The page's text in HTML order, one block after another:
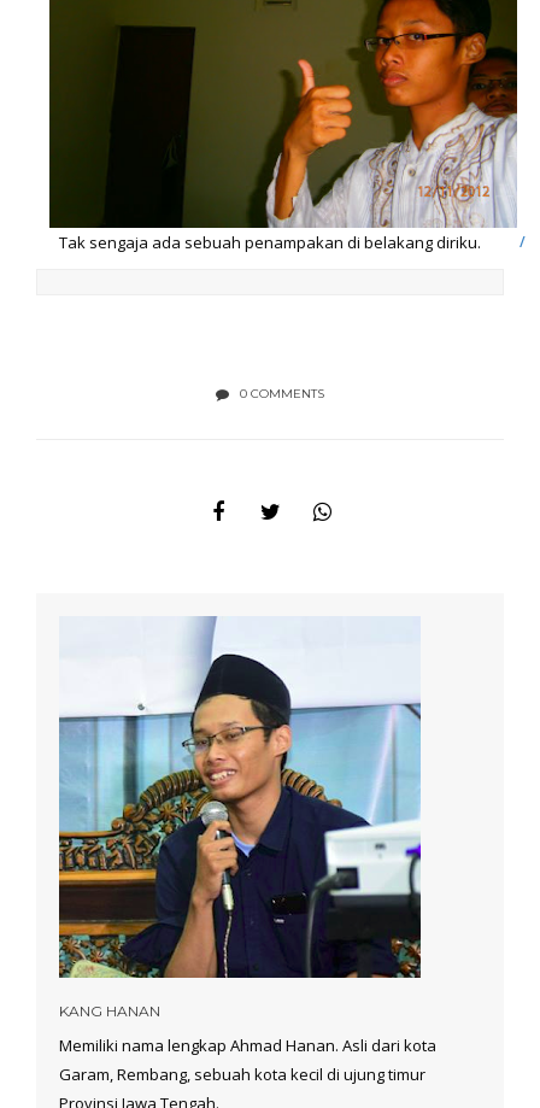
Tak sengaja ada sebuah penampakan di belakang diriku.
0 COMMENTS
KANG HANAN
Memiliki nama lengkap Ahmad Hanan. Asli dari kota
Garam, Rembang, sebuah kota kecil di ujung timur